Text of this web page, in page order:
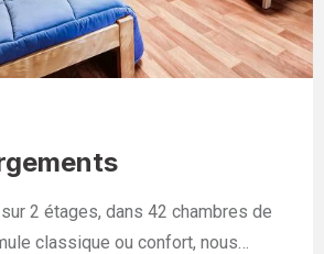
2 étages, dans 42 chambres de
classique ou confort, nous…